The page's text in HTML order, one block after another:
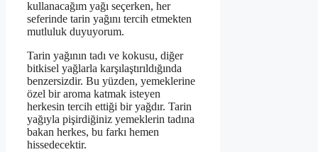
kullanacağım yağı seçerken, her
seferinde tarin yağını tercih etmekten
mutluluk duyuyorum.
Tarin yağının tadı ve kokusu, diğer
bitkisel yağlarla karşılaştırıldığında
benzersizdir. Bu yüzden, yemeklerine
özel bir aroma katmak isteyen
herkesin tercih ettiği bir yağdır. Tarin
yağıyla pişirdiğiniz yemeklerin tadına
bakan herkes, bu farkı hemen
hissedecektir.